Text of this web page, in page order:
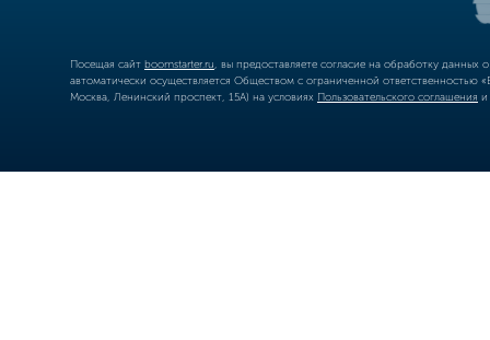
Посещая сайт boomstarter.ru , вы предоставляете согласие на обработку
автоматически осуществляется Обществом с ограниченной
Москва, Ленинский проспект, 15А) на условиях Пользовательского соглашения и